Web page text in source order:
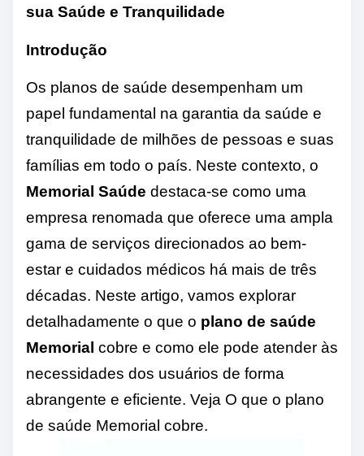
sua Saúde e Tranquilidade
Introdução
Os planos de saúde desempenham um
papel fundamental na garantia da saúde e
tranquilidade de milhões de pessoas e suas
famílias em todo o país. Neste contexto, o
Memorial Saúde destaca-se como uma
empresa renomada que oferece uma ampla
gama de serviços direcionados ao bem-
estar e cuidados médicos há mais de três
décadas. Neste artigo, vamos explorar
detalhadamente o que o plano de saúde
Memorial cobre e como ele pode atender às
necessidades dos usuários de forma
abrangente e eficiente. Veja O que o plano
de saúde Memorial cobre.